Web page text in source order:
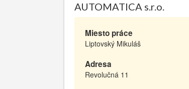
AUTOMATICA s.r.o.
Miesto práce
Liptovský Mikuláš
Adresa
Revolučná 11